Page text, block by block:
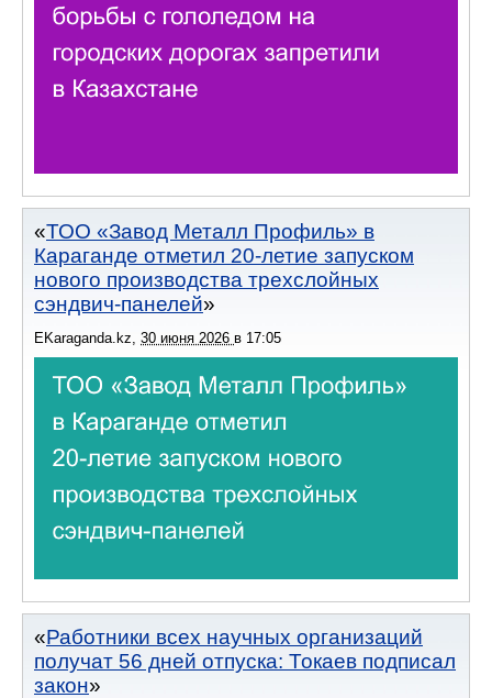
ТОО «Завод Металл Профиль» в
Караганде отметил 20-летие запуском
нового производства трехслойных
сэндвич-панелей
EKaraganda.kz 30 июня 2026 в 17:05
Работники всех научных организаций
получат 56 дней отпуска: Токаев подписал
закон